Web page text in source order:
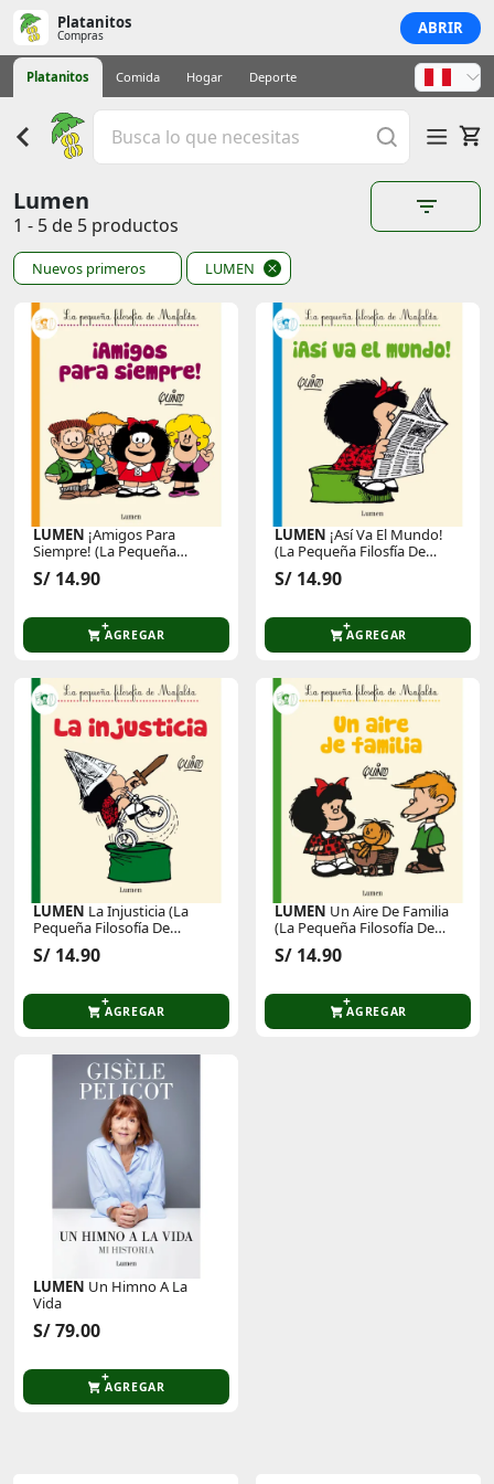
Platanitos
Compras ABRIR
Platanitos Comida Hogar Deporte
Lumen
1 - 5 de 5 productos
Nuevos primeros LUMEN
LUMEN ¡Amigos Para
Siempre! (La Pequeña
Filosofía De Mafalda) -
Quino
S/ 14.90
AGREGAR
LUMEN ¡Así Va El Mundo!
(La Pequeña Filosfía De
Mafalda) - Quino
S/ 14.90
AGREGAR
LUMEN La Injusticia (La
Pequeña Filosofía De
S/ 14.90
AGREGAR
LUMEN Un Aire De Familia
(La Pequeña Filosofía De
S/ 14.90
AGREGAR
LUMEN Un Himno A La
Vida
S/ 79.00
AGREGAR